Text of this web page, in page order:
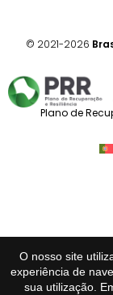
O nosso site
experiência de
sua utilização.
© 2021-2026
Plano de